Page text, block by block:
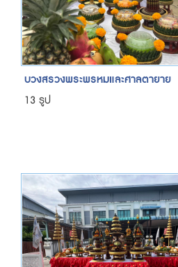
บวงสรวงพระพรหมและศาลตายาย
13 รูป